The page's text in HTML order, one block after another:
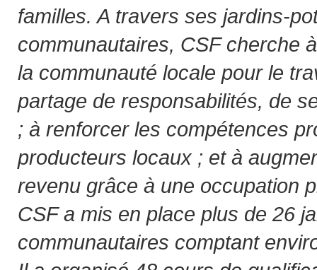
familles. A travers ses jardins-
communautaires, CSF cherche
la communauté locale pour le
partage de responsabilités, de
; à renforcer les compétences
producteurs locaux ; et à
revenu grâce à une occupation
CSF a mis en place plus de 26
communautaires comptant